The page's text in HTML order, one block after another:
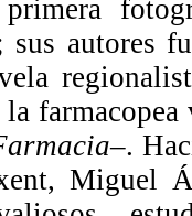
sus autores
–.
Miguel